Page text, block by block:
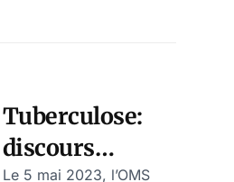
Tuberculose:
discours
Le 5 mai 2023, l’OMS